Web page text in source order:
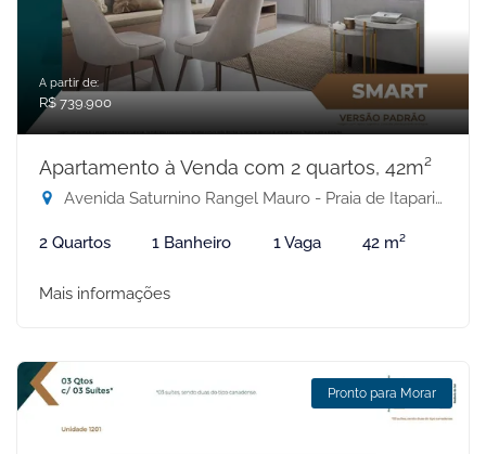
A partir de:
R$ 739.900
Apartamento à Venda com 2 quartos, 42m²
Avenida Saturnino Rangel Mauro - Praia de Itaparica, Vila Velha-ES
2 Quartos 1 Banheiro 1 Vaga 42 m²
Mais informações
Pronto para Morar